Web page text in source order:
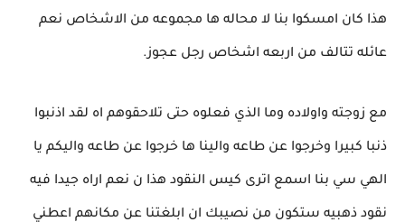
هذا كان امسكوا بنا لا محاله ها مجموعه من الاشخاص نعم
عائله تتالف من اربعه اشخاص رجل عجوز.
مع زوجته واولاده وما الذي فعلوه حتى تلاحقوهم اه لقد اذنبوا
ذنبا كبيرا وخرجوا عن طاعه والينا ها خرجوا عن طاعه واليكم يا
الهي سي بنا اسمع اترى كيس النقود هذا ن نعم اراه جيدا فيه
نقود ذهبيه ستكون من نصيبك ان ابلغتنا عن مكانهم اعطني